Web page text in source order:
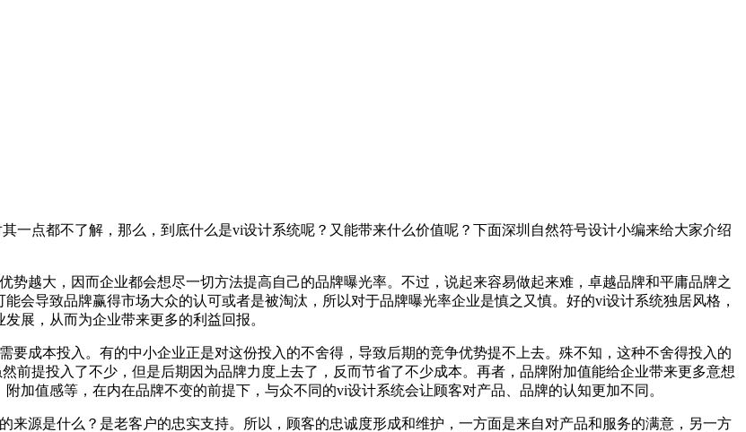
一点都不了解，那么，到底什么是vi设计系统呢？又能带来什么价值呢？下面深圳自然符号设计小编来给大家介绍
越大，因而企业都会想尽一切方法提高自己的品牌曝光率。不过，说起来容易做起来难，卓越品牌和平庸品牌之
会导致品牌赢得市场大众的认可或者是被淘汰，所以对于品牌曝光率企业是慎之又慎。好的vi设计系统独居风格，
展，从而为企业带来更多的利益回报。
要成本投入。有的中小企业正是对这份投入的不舍得，导致后期的竞争优势提不上去。殊不知，这种不舍得投入的
前提投入了不少，但是后期因为品牌力度上去了，反而节省了不少成本。再者，品牌附加值能给企业带来更多意想
加值感等，在内在品牌不变的前提下，与众不同的vi设计系统会让顾客对产品、品牌的认知更加不同。
来源是什么？是老客户的忠实支持。所以，顾客的忠诚度形成和维护，一方面是来自对产品和服务的满意，另一方